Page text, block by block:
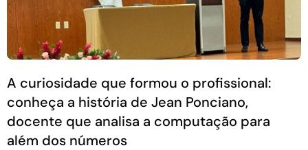
A curiosidade que formou o profissional:
conheça a história de Jean Ponciano,
docente que analisa a computação para
além dos números